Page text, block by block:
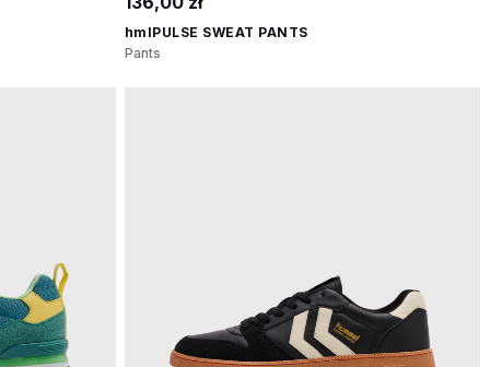
hmlPULSE SWEAT PANTS
Pants